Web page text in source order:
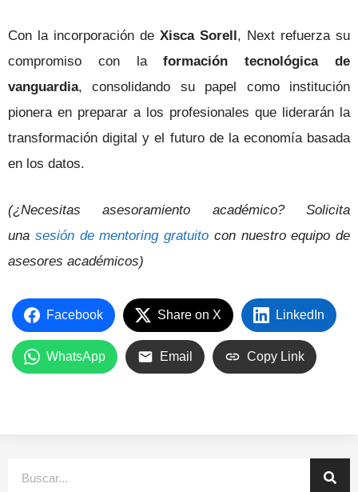
Con la incorporación de Xisca Sorell , Next refuerza su
compromiso con laformación tecnológica de
vanguardia, consolidando su papel como institución
pionera en preparar a los profesionales que liderarán la
transformación digital y el futuro de la economía basada
en los datos.
(¿Necesitas asesoramiento académico? Solicita
una sesión de mentoring gratuito con nuestro equipo de
asesores académicos)
Facebook Share on X LinkedIn
WhatsApp Email Copy Link